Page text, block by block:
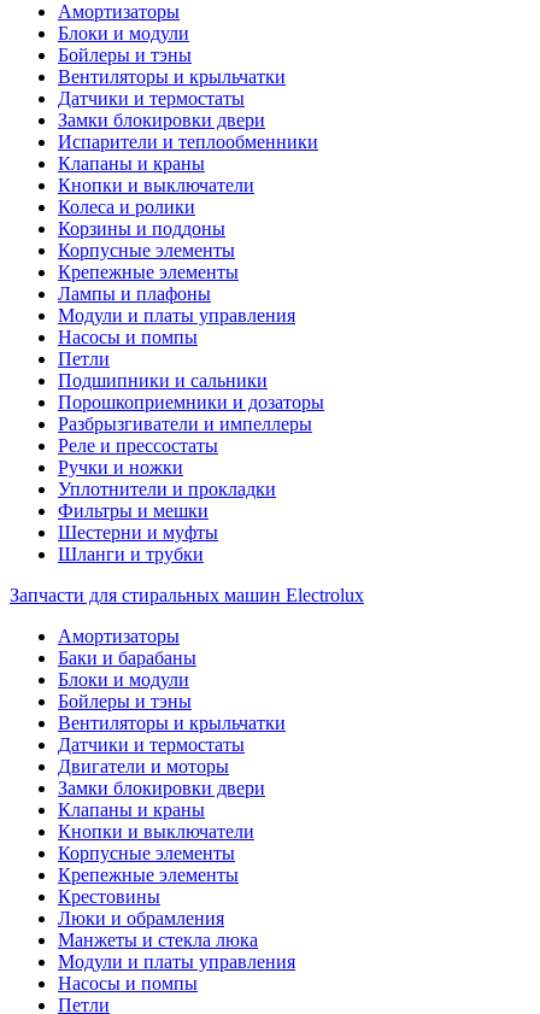
Амортизаторы
Блоки и модули
Бойлеры и тэны
Вентиляторы и крыльчатки
Датчики и термостаты
Замки блокировки двери
Испарители и теплообменники
Клапаны и краны
Кнопки и выключатели
Колеса и ролики
Корзины и поддоны
Корпусные элементы
Крепежные элементы
Лампы и плафоны
Модули и платы управления
Насосы и помпы
Петли
Подшипники и сальники
Порошкоприемники и дозаторы
Разбрызгиватели и импеллеры
Реле и прессостаты
Ручки и ножки
Уплотнители и прокладки
Фильтры и мешки
Шестерни и муфты
Шланги и трубки
Запчасти для стиральных машин Electrolux
Амортизаторы
Баки и барабаны
Блоки и модули
Бойлеры и тэны
Вентиляторы и крыльчатки
Датчики и термостаты
Двигатели и моторы
Замки блокировки двери
Клапаны и краны
Кнопки и выключатели
Корпусные элементы
Крепежные элементы
Крестовины
Люки и обрамления
Манжеты и стекла люка
Модули и платы управления
Насосы и помпы
Петли